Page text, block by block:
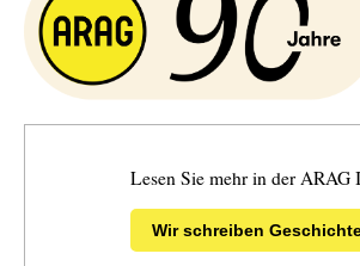
Lesen Sie mehr in der ARAG
Wir schreiben